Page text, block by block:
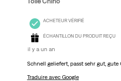
ACHETEUR VÉRIFIÉ
ÉCHANTILLON DU PRODUIT REÇU
il y a un an
Schnell geliefert, passt sehr gut, gute
Traduire avec Google